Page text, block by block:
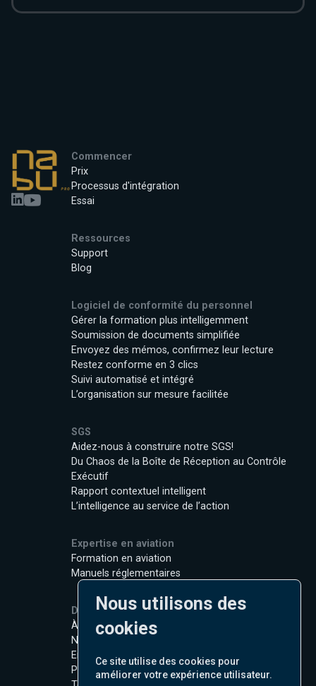
Commencer
Prix
Processus d'intégration
Essai
Ressources
Support
Blog
Logiciel de conformité du personnel
Gérer la formation plus intelligemment
Soumission de documents simplifiée
Envoyez des mémos, confirmez leur lecture
Restez conforme en 3 clics
Suivi automatisé et intégré
L’organisation sur mesure facilitée
SGS
Aidez-nous à construire notre SGS!
Du Chaos de la Boîte de Réception au Contrôle
Exécutif
Rapport contextuel intelligent
L’intelligence au service de l’action
Expertise en aviation
Formation en aviation
Manuels réglementaires
Détails
À propos
Nous contacter
Emplois
Politique de Confidentialité
Nous utilisons des
cookies
Ce site utilise des cookies pour
améliorer votre expérience utilisateur.